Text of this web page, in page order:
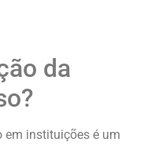
da
instituições é um